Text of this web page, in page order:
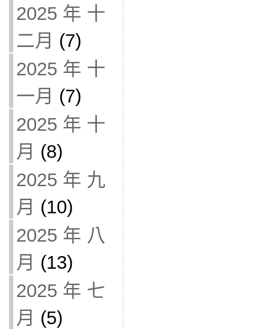
2025 年 十
二月 (7)
2025 年 十
一月 (7)
2025 年 十
月 (8)
2025 年 九
月 (10)
2025 年 八
月 (13)
2025 年 七
月 (5)